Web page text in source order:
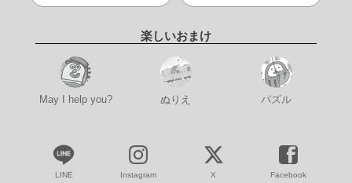
楽しいおまけ
May I help you? ぬりえ パズル
LINE Instagram X Facebook